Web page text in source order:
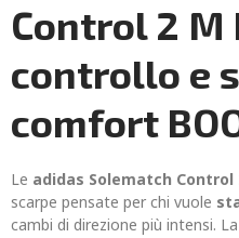
Control 2 M
controllo e
comfort
Le adidas Solematch Control
scarpe pensate per chi vuole
cambi di direzione più intensi.